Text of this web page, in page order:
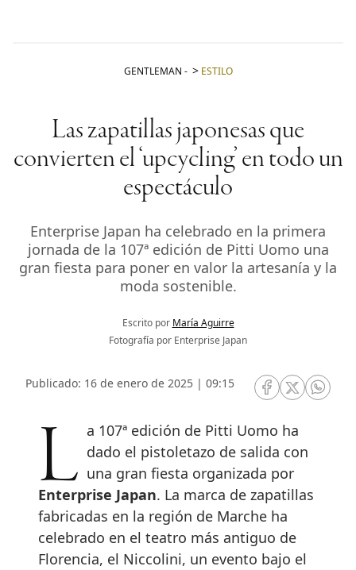
GENTLEMAN - ESTILO
Las zapatillas japonesas que
convierten el ‘upcycling’ en todo un
espectáculo
Enterprise Japan ha celebrado en la primera
jornada de la 107ª edición de Pitti Uomo una
gran fiesta para poner en valor la artesanía y la
moda sostenible.
Escrito por María Aguirre
Fotografía por Enterprise Japan
Publicado: 16 de enero de 2025 | 09:15
RRSS Facebook
RRSSRRSS
La 107ª edición de Pitti Uomo ha dado el pistoletazo de salida con
una gran fiesta organizada por
Enterprise Japan. La marca de zapatillas
fabricadas en la región de Marche ha
celebrado en el teatro más antiguo de
Florencia, el Niccolini, un evento bajo el